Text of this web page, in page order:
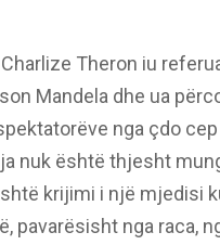
Theron iu
Mandela dhe ua
nga çdo
nuk është thjesht
krijimi i një mjedisi
pavarësisht nga raca,